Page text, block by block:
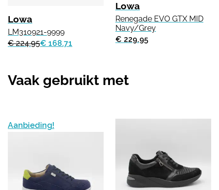
Lowa
LM310921-9999
€ 224.95€ 168.71
Lowa
Renegade EVO GTX MID
Navy/Grey
€ 229.95
Vaak gebruikt met
Aanbieding!